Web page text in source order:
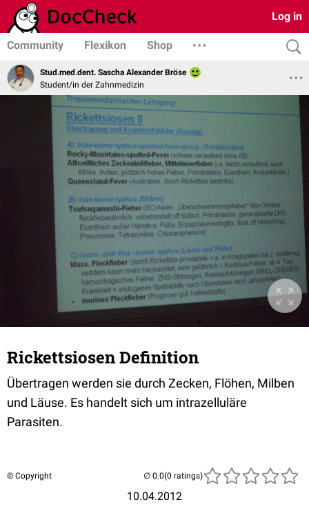
Log in
Community Flexikon Shop
Stud.med.dent. Sascha Alexander Bröse
Student/in der Zahnmedizin
Rickettsiosen Definition
Übertragen werden sie durch Zecken, Flöhen, Milben
und Läuse. Es handelt sich um intrazelluläre
Parasiten.
© Copyright
10.04.2012
(0 ratings)